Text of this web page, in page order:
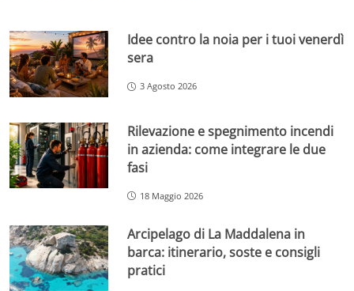
Idee contro la noia per i tuoi venerdì
sera
3 Agosto 2026
Rilevazione e spegnimento incendi
in azienda: come integrare le due
fasi
18 Maggio 2026
Arcipelago di La Maddalena in
barca: itinerario, soste e consigli
pratici